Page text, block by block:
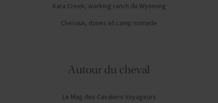
Kara Creek, working ranch du Wyoming
Chevaux, dunes et camp nomade
Autour du cheval
Le Mag des Cavaliers Voyageurs